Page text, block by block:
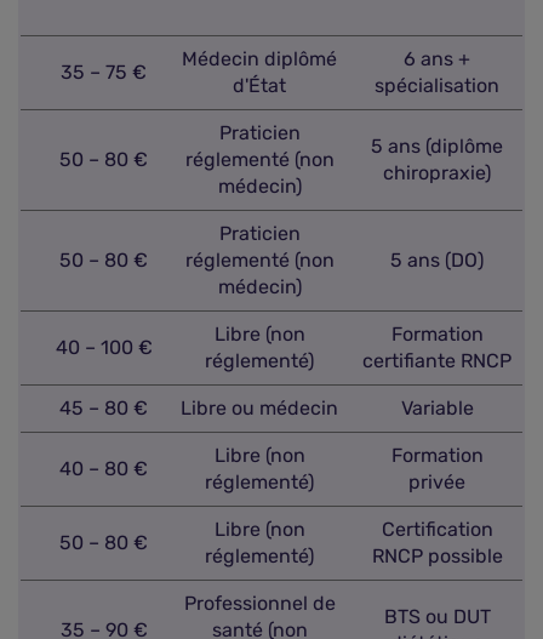
35 – 75 €
Médecin diplômé
d'État
6 ans +
spécialisation
50 – 80 €
Praticien
réglementé (non
médecin)
5 ans (diplôme
chiropraxie)
50 – 80 €
Praticien
réglementé (non
médecin)
5 ans (DO)
40 – 100 €
Libre (non
réglementé)
Formation
certifiante RNCP
45 – 80 € Libre ou médecin Variable
40 – 80 €
Libre (non
réglementé)
Formation
privée
50 – 80 €
Libre (non
réglementé)
Certification
RNCP possible
35 – 90 €
Professionnel de
santé (non
BTS ou DUT